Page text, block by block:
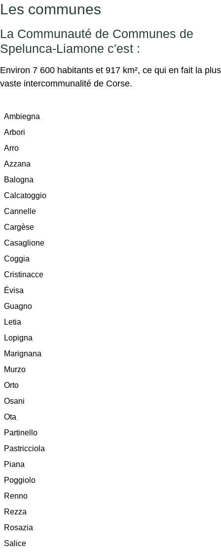
Les communes
La Communauté de Communes de
Spelunca-Liamone c'est :
Environ 7 600 habitants et 917 km², ce qui en fait la plus
vaste intercommunalité de Corse.
Ambiegna
Arbori
Arro
Azzana
Balogna
Calcatoggio
Cannelle
Cargèse
Casaglione
Coggia
Cristinacce
Évisa
Guagno
Letia
Lopigna
Marignana
Murzo
Orto
Osani
Ota
Partinello
Pastricciola
Piana
Poggiolo
Renno
Rezza
Rosazia
Salice